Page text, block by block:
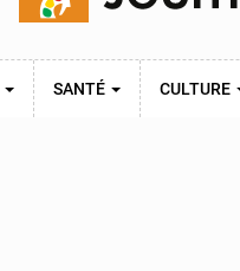
SANTÉ CULTURE